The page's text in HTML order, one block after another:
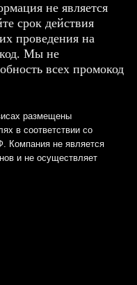
не является
срок действия
проведения на
Мы не
всех промокод
размещены
в соответствии со
Компания не является
и не осуществляет